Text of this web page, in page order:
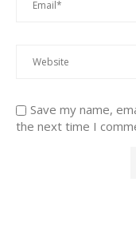
Save my name,
the next time I